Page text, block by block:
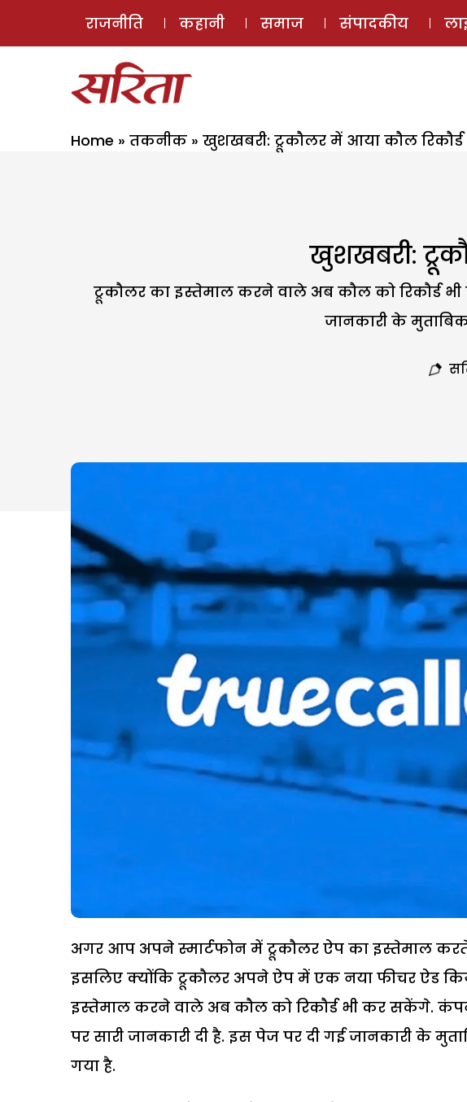
राजनीति कहानी समाज संपादकीय
Home » तकनीक » खुशखबरी: ट्रूकौलर में आया कौल
खुशखबरी:
ट्रूकौलर का इस्तेमाल करने वाले अब कौल को रिकौर्ड
जानकारी के
अगर आप अपने स्मार्टफोन में ट्रूकौलर ऐप का इस्तेमाल
इसलिए क्योंकि ट्रूकौलर अपने ऐप में एक नया फीचर ऐड
इस्तेमाल करने वाले अब कौल को रिकौर्ड भी कर सकेंगे.
पर सारी जानकारी दी है. इस पेज पर दी गई जानकारी के
गया है.